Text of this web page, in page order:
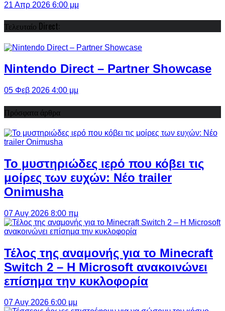
21 Απρ 2026 6:00 μμ
Τελευταίο Direct:
Nintendo Direct – Partner Showcase
05 Φεβ 2026 4:00 μμ
Πρόσφατα άρθρα
Το μυστηριώδες ιερό που κόβει τις
μοίρες των ευχών: Νέο trailer
Onimusha
07 Αυγ 2026 8:00 πμ
Τέλος της αναμονής για το Minecraft
Switch 2 – Η Microsoft ανακοινώνει
επίσημα την κυκλοφορία
07 Αυγ 2026 6:00 μμ